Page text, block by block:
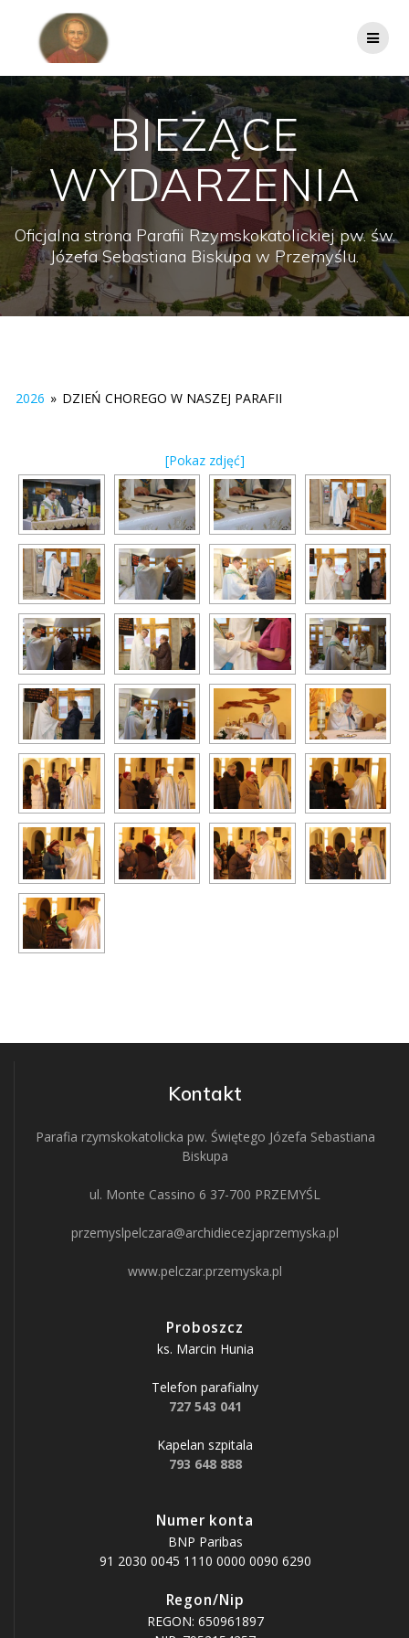
BIEŻĄCE
WYDARZENIA
Oficjalna strona Parafii Rzymskokatolickiej pw. św.
Józefa Sebastiana Biskupa w Przemyślu.
2026 » DZIEŃ CHOREGO W NASZEJ PARAFII
[Pokaz zdjęć]
Kontakt
Parafia rzymskokatolicka pw. Świętego Józefa Sebastiana
Biskupa
ul. Monte Cassino 6 37-700 PRZEMYŚL
przemyslpelczara@archidiecezjaprzemyska.pl
www.pelczar.przemyska.pl
Proboszcz
ks. Marcin Hunia
Telefon parafialny
727 543 041
Kapelan szpitala
793 648 888
Numer konta
BNP Paribas
91 2030 0045 1110 0000 0090 6290
Regon/Nip
REGON: 650961897